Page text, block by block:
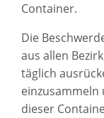
Container.
Die
aus allen
täglich
einzusammeln
dieser